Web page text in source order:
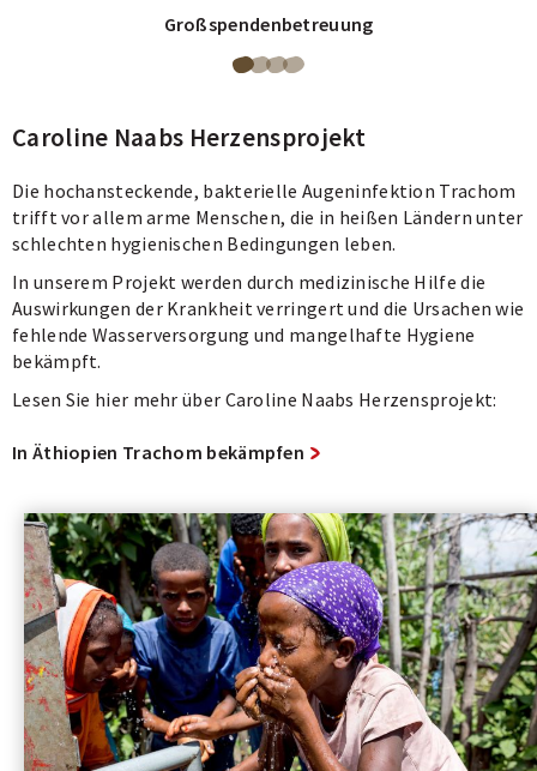
Großspendenbetreuung
Blättere
Seite
1
von
4
des
Carousels.
Blättere
Seite
2
von
4
des
Carousels.
Blättere
Seite
3
von
4
des
Carousels.
Blättere
Seite
4
von
4
des
Carousels.
Caroline Naabs Herzensprojekt
Die hochansteckende, bakterielle Augeninfektion Trachom
trifft vor allem arme Menschen, die in heißen Ländern unter
schlechten hygienischen Bedingungen leben.
In unserem Projekt werden durch medizinische Hilfe die
Auswirkungen der Krankheit verringert und die Ursachen wie
fehlende Wasserversorgung und mangelhafte Hygiene
bekämpft.
Lesen Sie hier mehr über Caroline Naabs Herzensprojekt:
In Äthiopien Trachom bekämpfen